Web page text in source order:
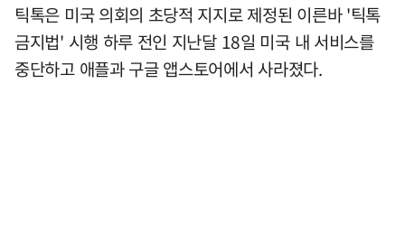
틱톡은 미국 의회의 초당적 지지로 제정된 이른바 '틱톡
금지법' 시행 하루 전인 지난달 18일 미국 내 서비스를
중단하고 애플과 구글 앱스토어에서 사라졌다.